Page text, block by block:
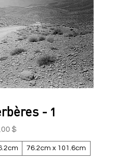
- 1
$
76.2cm x 101.6cm